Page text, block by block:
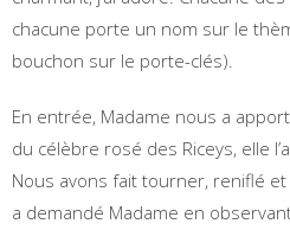
chacune porte un nom sur le
bouchon sur le porte-clés).
En entrée, Madame nous a
du célèbre rosé des Riceys, elle
Nous avons fait tourner, reniflé et
a demandé Madame en